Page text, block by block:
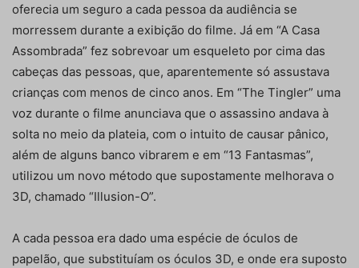
oferecia um seguro a cada pessoa da audiência se
morressem durante a exibição do filme. Já em “A Casa
Assombrada” fez sobrevoar um esqueleto por cima das
cabeças das pessoas, que, aparentemente só assustava
crianças com menos de cinco anos. Em “The Tingler” uma
voz durante o filme anunciava que o assassino andava à
solta no meio da plateia, com o intuito de causar pânico,
além de alguns banco vibrarem e em “13 Fantasmas”,
utilizou um novo método que supostamente melhorava o
3D, chamado “Illusion-O”.
A cada pessoa era dado uma espécie de óculos de
papelão, que substituíam os óculos 3D, e onde era suposto